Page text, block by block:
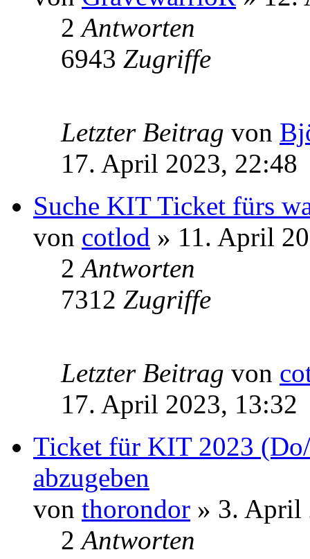
2Antworten
6943 Zugriffe
Letzter Beitrag von
17. April 2023, 22:48
Suche KIT Ticket fürs
von cotlod » 11. April
2Antworten
7312 Zugriffe
Letzter Beitrag von
17. April 2023, 13:32
Ticket für KIT 2023
abzugeben
von thorondor » 3. April
2Antworten